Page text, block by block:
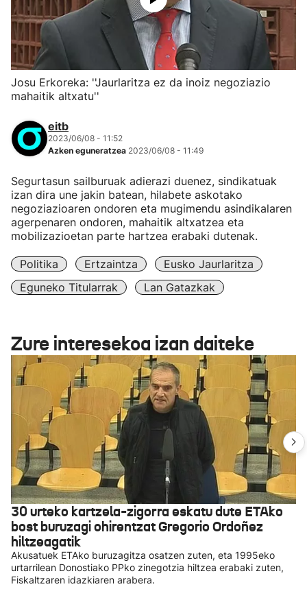
Josu Erkoreka: ''Jaurlaritza ez da inoiz negoziazio
mahaitik altxatu''
eitb
2023/06/08 - 11:52
Azken eguneratzea 2023/06/08 - 11:49
Segurtasun sailburuak adierazi duenez, sindikatuak
izan dira une jakin batean, hilabete askotako
negoziazioaren ondoren eta mugimendu asindikalaren
agerpenaren ondoren, mahaitik altxatzea eta
mobilizazioetan parte hartzea erabaki dutenak.
Politika Ertzaintza
Eusko Jaurlaritza
Eguneko Titularrak
Lan Gatazkak
Zure interesekoa izan daiteke
30 urteko kartzela-zigorra eskatu dute ETAko
bost buruzagi ohirentzat Gregorio Ordoñez
hiltzeagatik
Akusatuek ETAko buruzagitza osatzen zuten, eta 1995eko
urtarrilean Donostiako PPko zinegotzia hiltzea erabaki zuten,
Fiskaltzaren idazkiaren arabera.